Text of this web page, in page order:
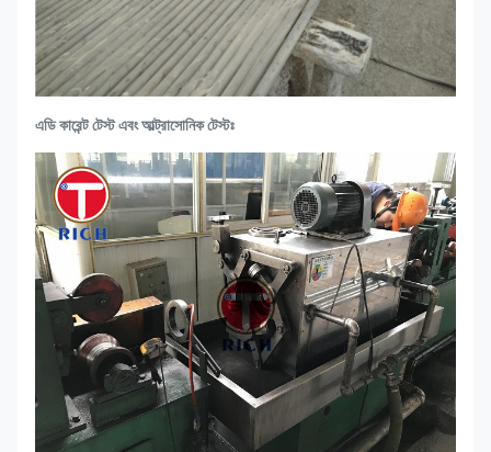
এডি কারেন্ট টেস্ট এবং আল্ট্রাসোনিক টেস্টঃ